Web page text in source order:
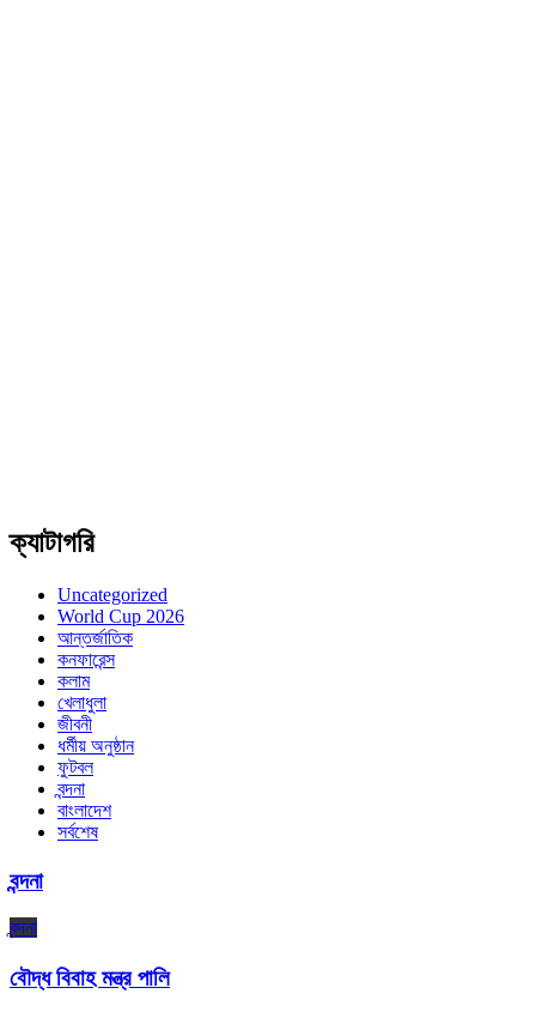
ক্যাটাগরি
Uncategorized
World Cup 2026
আন্তর্জাতিক
কনফারেন্স
কলাম
খেলাধুলা
জীবনী
ধর্মীয় অনুষ্ঠান
ফুটবল
বন্দনা
বাংলাদেশ
সর্বশেষ
বন্দনা
বন্দনা
বৌদ্ধ বিবাহ মন্ত্র পালি